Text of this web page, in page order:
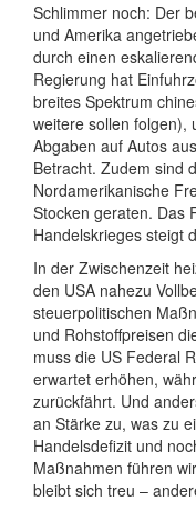
Schlimmer noch: Der
und Amerika
durch einen
Regierung hat
breites Spektrum
weitere sollen folgen),
Abgaben auf Autos
Betracht. Zudem sind
Nordamerikanische
Stocken geraten. Das
Handelskrieges steigt
In der Zwischenzeit
den USA nahezu
steuerpolitischen
und Rohstoffpreisen
muss die US Federal
erwartet erhöhen,
zurückfährt. Und
an Stärke zu, was zu
Handelsdefizit und
Maßnahmen führen
bleibt sich treu –